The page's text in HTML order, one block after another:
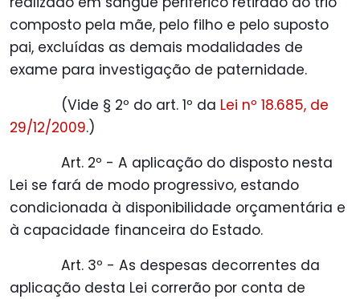
composto pela mãe, pelo filho e pelo suposto
pai, excluídas as demais modalidades de
exame para investigação de paternidade.
(Vide § 2º do art. 1º da Lei nº 18.685, de
29/12/2009.)
Art. 2º - A aplicação do disposto nesta
Lei se fará de modo progressivo, estando
condicionada à disponibilidade orçamentária e
à capacidade financeira do Estado.
Art. 3º - As despesas decorrentes da
aplicação desta Lei correrão por conta de